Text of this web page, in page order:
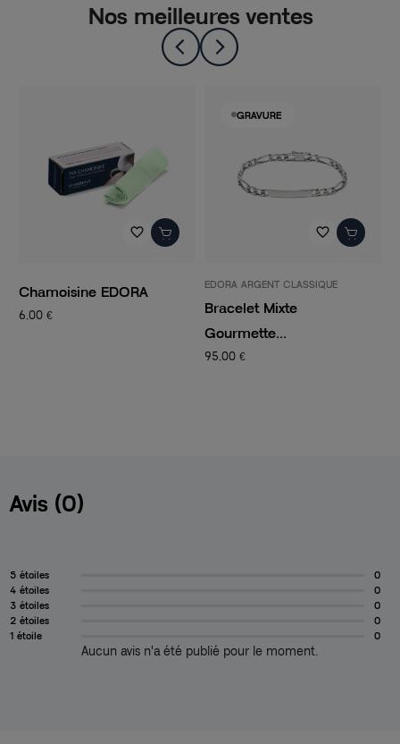
Nos meilleures ventes
EDORA EDORA ARGENT CLASSIQUE
Bracelet Mixte
PANDORA
Avis (0)
5 étoiles
0
4 étoiles
0
3 étoiles
0
2 étoiles
0
1 étoile
0
Aucun avis n'a été publié pour le moment.